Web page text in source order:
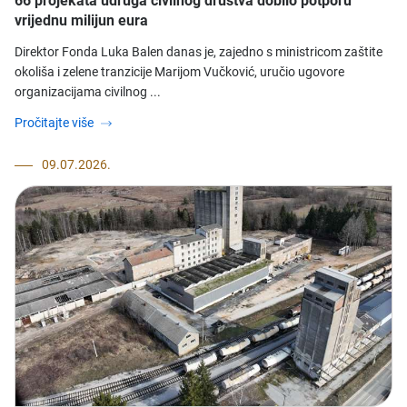
vrijednu milijun eura
Direktor Fonda Luka Balen danas je, zajedno s ministricom zaštite
okoliša i zelene tranzicije Marijom Vučković, uručio ugovore
organizacijama civilnog ...
Pročitajte više
09.07.2026.